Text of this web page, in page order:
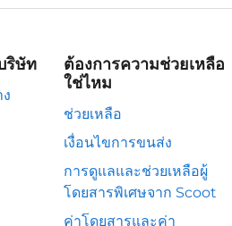
ริษัท
ต้องการความช่วยเหลือ
ใช่ไหม
ช่วยเหลือ
เงื่อนไขการขนส่ง
การดูแลและช่วยเหลือผู้
โดยสารพิเศษจาก Scoot
ค่าโดยสารและค่า